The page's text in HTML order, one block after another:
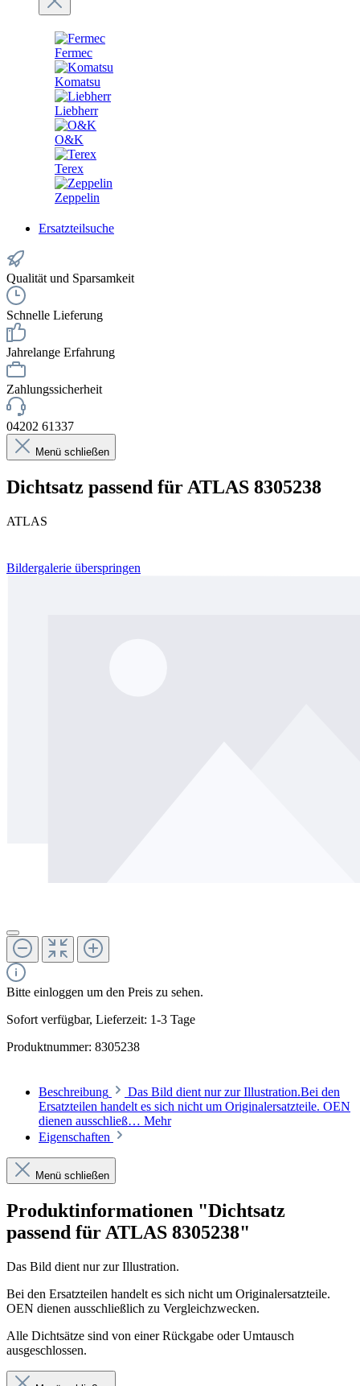
Fermec
Komatsu
Liebherr
O&K
Terex
Zeppelin
Ersatzteilsuche
Qualität und Sparsamkeit
Schnelle Lieferung
Jahrelange Erfahrung
Zahlungssicherheit
04202 61337
Menü schließen
Dichtsatz passend für ATLAS 8305238
ATLAS
Bildergalerie überspringen
Bitte einloggen um den Preis zu sehen.
Sofort verfügbar, Lieferzeit: 1-3 Tage
Produktnummer: 8305238
Beschreibung
Das Bild dient nur zur Illustration.Bei den
Ersatzteilen handelt es sich nicht um Originalersatzteile. OEN
dienen ausschließ… Mehr
Eigenschaften
Menü schließen
Produktinformationen "Dichtsatz
passend für ATLAS 8305238"
Das Bild dient nur zur Illustration.
Bei den Ersatzteilen handelt es sich nicht um Originalersatzteile.
OEN dienen ausschließlich zu Vergleichzwecken.
Alle Dichtsätze sind von einer Rückgabe oder Umtausch
ausgeschlossen.